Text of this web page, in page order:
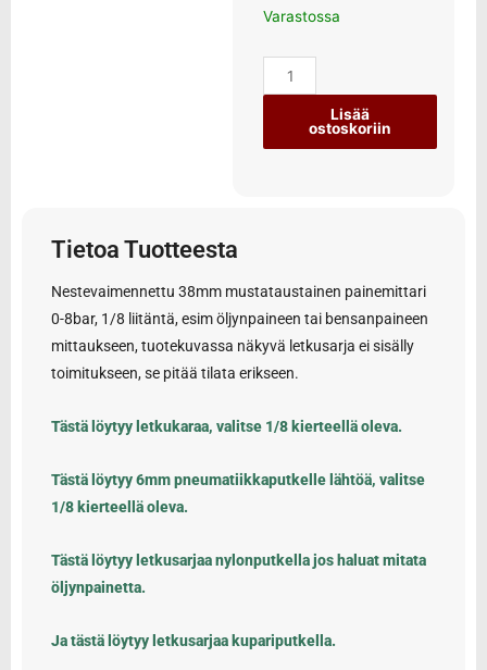
Varastossa
Lisää
ostoskoriin
Tietoa Tuotteesta
Nestevaimennettu 38mm mustataustainen painemittari
0-8bar, 1/8 liitäntä, esim öljynpaineen tai bensanpaineen
mittaukseen, tuotekuvassa näkyvä letkusarja ei sisälly
toimitukseen, se pitää tilata erikseen.
Tästä löytyy letkukaraa, valitse 1/8 kierteellä oleva.
Tästä löytyy 6mm pneumatiikkaputkelle lähtöä, valitse
1/8 kierteellä oleva.
Tästä löytyy letkusarjaa nylonputkella jos haluat mitata
öljynpainetta.
Ja tästä löytyy letkusarjaa kupariputkella.